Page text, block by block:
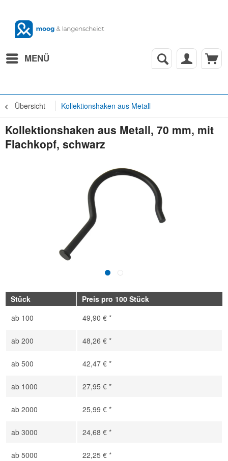
MENÜ
Übersicht Kollektionshaken aus Metall
Kollektionshaken aus Metall, 70 mm, mit
Flachkopf, schwarz
Stück
Preis pro 100 Stück
ab 100 49,90 € *
ab 200 48,26 € *
ab 500 42,47 € *
ab 1000 27,95 € *
ab 2000 25,99 € *
ab 3000 24,68 € *
ab 5000 22,25 € *